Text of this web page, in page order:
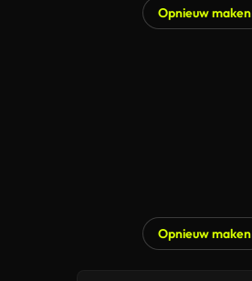
Opnieuw maken
Opnieuw maken